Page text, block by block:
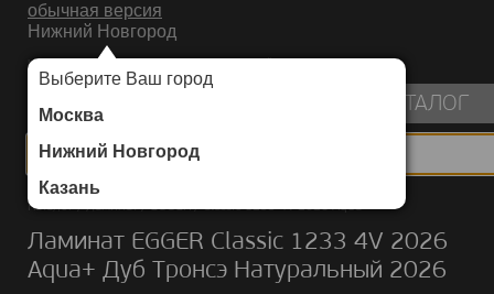
обычная версия
Нижний Новгород
Выберите Ваш город
Москва
Нижний Новгород
Казань
ИНТЕРНЕТ-МАГАЗИН НАПОЛЬНЫХ ПОКРЫТИЙ
КАТАЛОГ
Каталог/Ламинат/EGGER/Classic 1233 4V 2026 Aqua+
Ламинат EGGER Classic 1233 4V 2026
Aqua+ Дуб Тронсэ Натуральный 2026